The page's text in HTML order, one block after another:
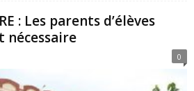
: Les parents d’élèves
nécessaire
0